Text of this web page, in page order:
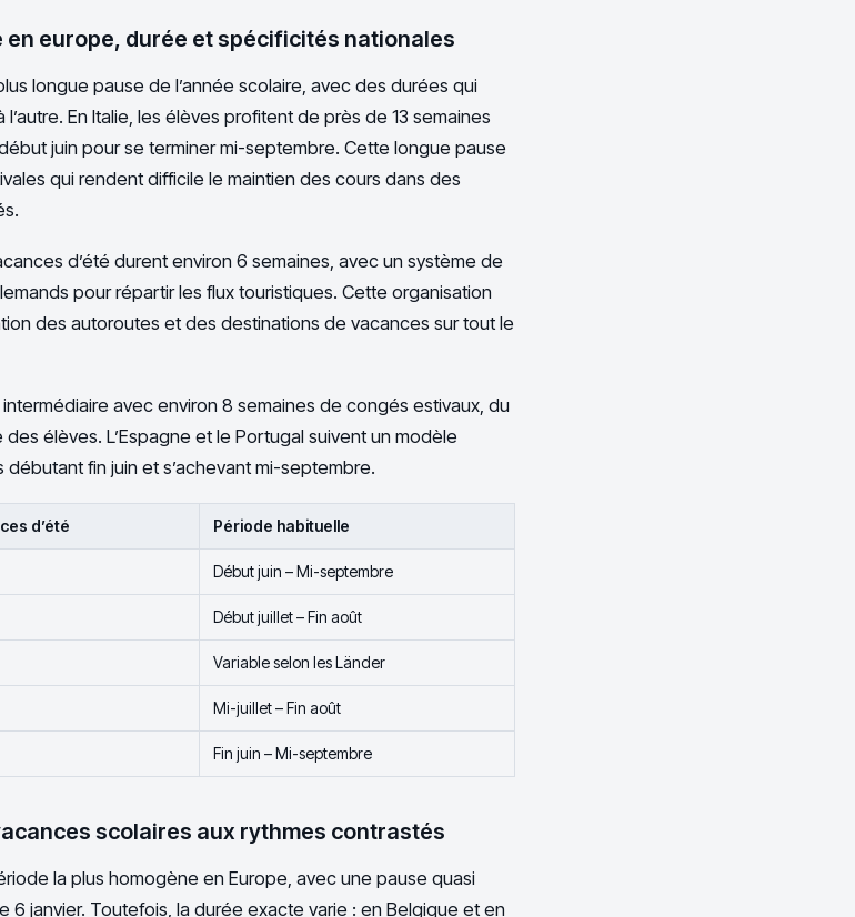
en europe, durée et spécificités nationales
longue pause de l’année scolaire, avec des durées qui
En Italie, les élèves profitent de près de 13 semaines
juin pour se terminer mi-septembre. Cette longue pause
qui rendent difficile le maintien des cours dans des
d’été durent environ 6 semaines, avec un système de
pour répartir les flux touristiques. Cette organisation
des autoroutes et des destinations de vacances sur tout le
avec environ 8 semaines de congés estivaux, du
élèves. L’Espagne et le Portugal suivent un modèle
fin juin et s’achevant mi-septembre.
d’été Période habituelle
Début juin – Mi-septembre
Début juillet – Fin août
Variable selon les Länder
Mi-juillet – Fin août
Fin juin – Mi-septembre
scolaires aux rythmes contrastés
la plus homogène en Europe, avec une pause quasi
6 janvier. Toutefois, la durée exacte varie : en Belgique et en